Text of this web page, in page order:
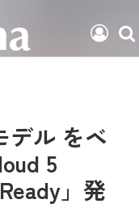
デル をベ
5
」発